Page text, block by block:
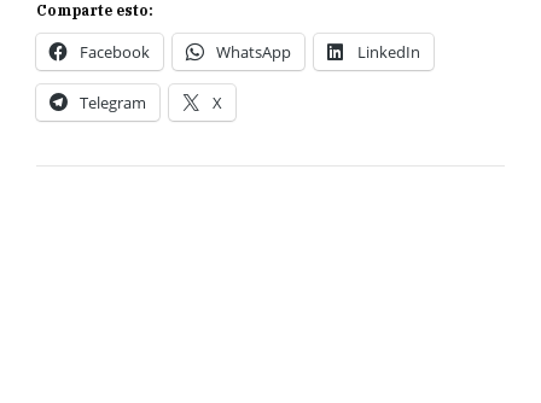
Comparte esto:
Facebook WhatsApp LinkedIn
Telegram X